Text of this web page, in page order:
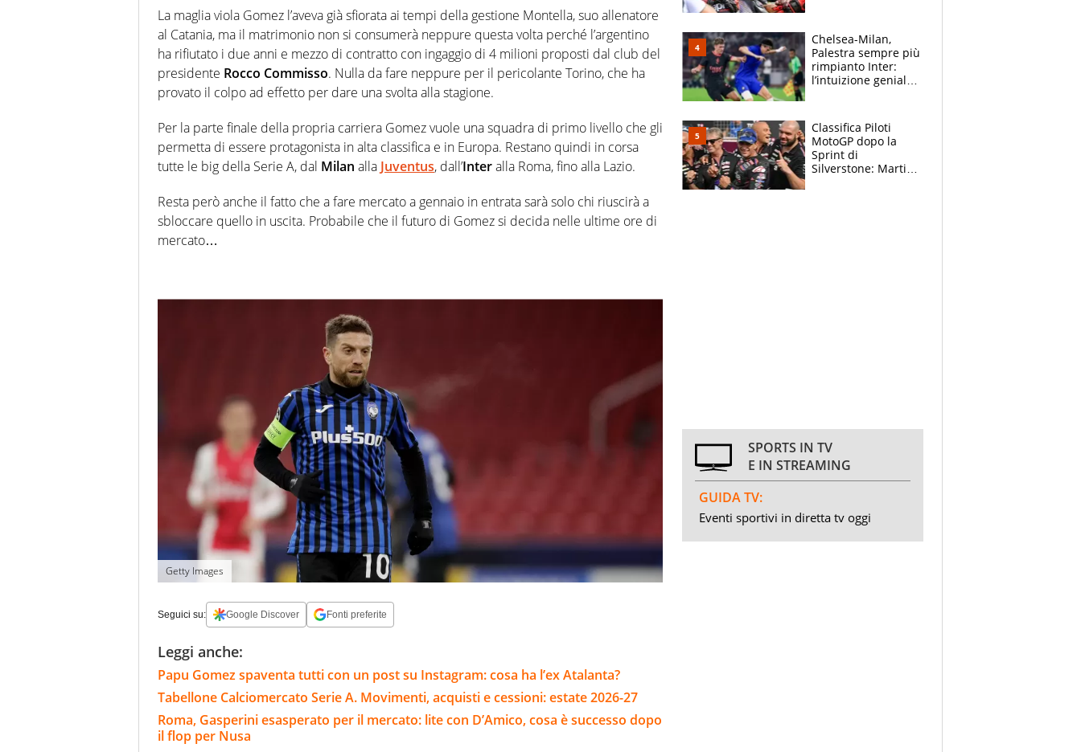
La maglia viola Gomez l’aveva già sfiorata ai tempi della gestione Montella, suo allenatore
al Catania, ma il matrimonio non si consumerà neppure questa volta perché l’argentino
ha rifiutato i due anni e mezzo di contratto con ingaggio di 4 milioni proposti dal club del
presidente Rocco Commisso. Nulla da fare neppure per il pericolante Torino, che ha
provato il colpo ad effetto per dare una svolta alla stagione.
Per la parte finale della propria carriera Gomez vuole una squadra di primo livello che gli
permetta di essere protagonista in alta classifica e in Europa. Restano quindi in corsa
tutte le big della Serie A, dal Milan alla Juventus, dall’Interalla Roma, fino alla Lazio.
Resta però anche il fatto che a fare mercato a gennaio in entrata sarà solo chi riuscirà a
sbloccare quello in uscita. Probabile che il futuro di Gomez si decida nelle ultime ore di
mercato…
Getty Images
Seguici su: Google Discover Fonti preferite
Leggi anche:
Papu Gomez spaventa tutti con un post su Instagram: cosa ha l’ex Atalanta?
Tabellone Calciomercato Serie A. Movimenti, acquisti e cessioni: estate 2026-27
Roma, Gasperini esasperato per il mercato: lite con D’Amico, cosa è successo dopo
il flop per Nusa
la gara domani"
Chelsea-Milan,
Palestra sempre più
rimpianto Inter:
l’intuizione geniale
Classifica Piloti
MotoGP dopo la
Sprint di
Silverstone: Martin
SPORTS IN TV
E IN STREAMING
GUIDA TV:
Eventi sportivi in diretta tv oggi